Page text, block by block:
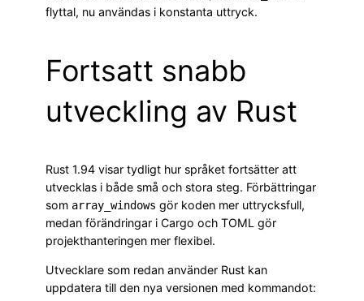
flyttal, nu användas i konstanta uttryck.
Fortsatt snabb
utveckling av Rust
Rust 1.94 visar tydligt hur språket fortsätter att
utvecklas i både små och stora steg. Förbättringar
som array_windows gör koden mer uttrycksfull,
medan förändringar i Cargo och TOML gör
projekthanteringen mer flexibel.
Utvecklare som redan använder Rust kan
uppdatera till den nya versionen med kommandot: